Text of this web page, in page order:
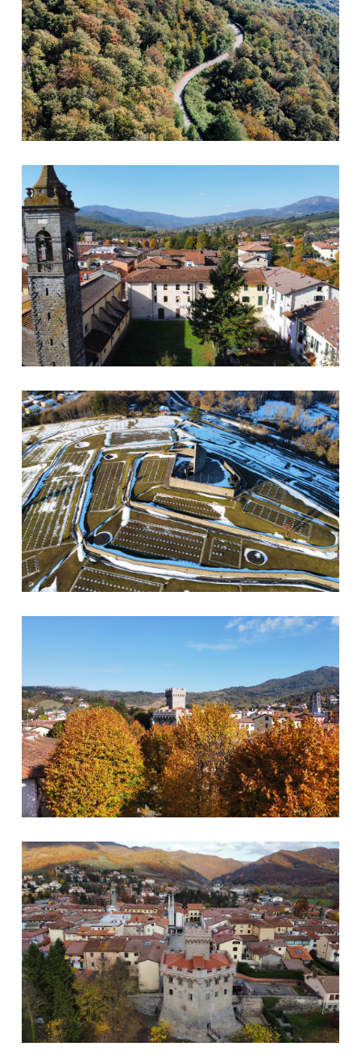
Firenzuola
Cimitero Passo della Futa
La Rocca